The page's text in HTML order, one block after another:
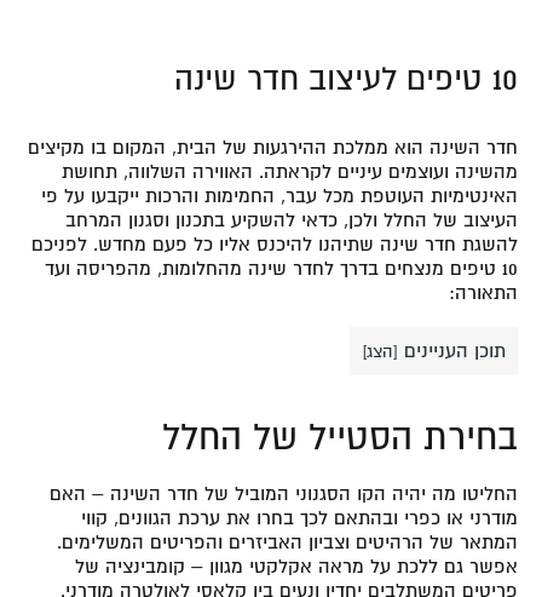
10 טיפים לעיצוב חדר שינה
חדר השינה הוא ממלכת ההירגעות של הבית, המקום בו מקיצים
מהשינה ועוצמים עיניים לקראתה. האווירה השלווה, תחושת
האינטימיות העוטפת מכל עבר, החמימות והרכות ייקבעו על פי
העיצוב של החלל ולכן, כדאי להשקיע בתכנון וסגנון המרחב
להשגת חדר שינה שתיהנו להיכנס אליו כל פעם מחדש. לפניכם
10 טיפים מנצחים בדרך לחדר שינה מהחלומות, מהפריסה ועד
התאורה:
תוכן העניינים [הצג]
בחירת הסטייל של החלל
החליטו מה יהיה הקו הסגנוני המוביל של חדר השינה – האם
מודרני או כפרי ובהתאם לכך בחרו את ערכת הגוונים, קווי
המתאר של הרהיטים וצביון האביזרים והפריטים המשלימים.
אפשר גם ללכת על מראה אקלקטי מגוון – קומבינציה של
פריטים המשתלבים יחדיו ונעים בין קלאסי לאולטרה מודרני.